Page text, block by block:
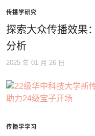
传播学研究
探索大众传播效果
分析
2025 年 01 月 26 日
传播学学习